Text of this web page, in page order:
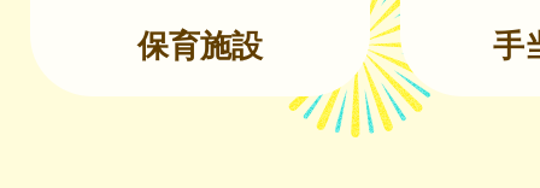
保育施設 手